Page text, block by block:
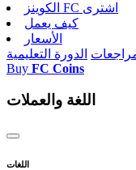
الکوینز FC اشتری
كيف يعمل
الأسعار
الدورة التعليمية
Buy FC Coins
اللغة والعملات
اللغات